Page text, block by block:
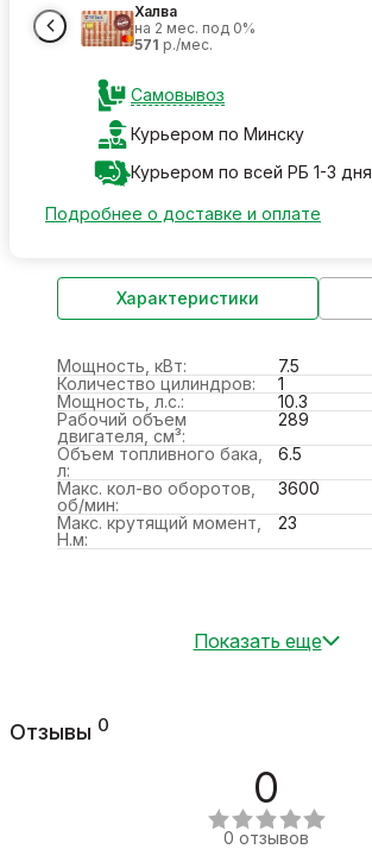
Халва
на 2 мес. под 0%
571 р./мес.
Самовывоз
Курьером по Минску
Курьером по всей РБ 1-3 дня
Подробнее о доставке и оплате
Характеристики
Мощность, кВт:
7.5
Количество цилиндров:
1
Мощность, л.с.:
10.3
Рабочий объем
двигателя, см³:
289
Объем топливного бака,
л:
6.5
Макс. кол-во оборотов,
об/мин:
3600
Макс. крутящий момент,
Н.м:
23
Показать еще
Отзывы 0
0
0 отзывов